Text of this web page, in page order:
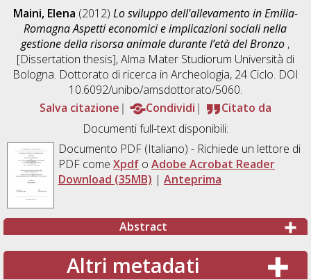
Maini, Elena (2012) Lo sviluppo dell'allevamento in Emilia-
Romagna Aspetti economici e implicazioni sociali nella
gestione della risorsa animale durante l’età del Bronzo ,
[Dissertation thesis], Alma Mater Studiorum Università di
Bologna. Dottorato di ricerca in Archeologia, 24 Ciclo. DOI
10.6092/unibo/amsdottorato/5060.
Salva citazione
Condividi
Citato da
Documenti full-text disponibili:
Documento PDF(Italiano) - Richiede un lettore di
PDF come Xpdfo Adobe Acrobat Reader
Download (35MB) | Anteprima
Abstract
Altri metadati